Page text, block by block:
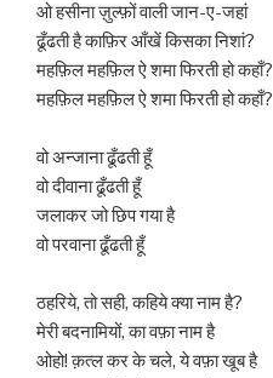
ओ हसीना ज़ुल्फ़ों वाली जान-ए-जहां
ढूँढती है काफ़िर आँखें किसका निशां?
महफ़िल महफ़िल ऐ शमा फिरती हो कहाँ?
महफ़िल महफ़िल ऐ शमा फिरती हो कहाँ?
वो अन्जाना ढूँढती हूँ
वो दीवाना ढूँढती हूँ
जलाकर जो छिप गया है
वो परवाना ढूँढती हूँ
ठहरिये, तो सही, कहिये क्या नाम है?
मेरी बदनामियों, का वफ़ा नाम है
ओहो! क़त्ल कर के चले, ये वफ़ा खूब है